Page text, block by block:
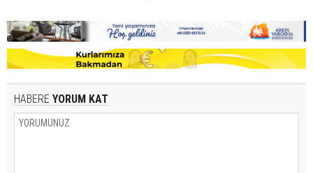
HABERE YORUM KAT